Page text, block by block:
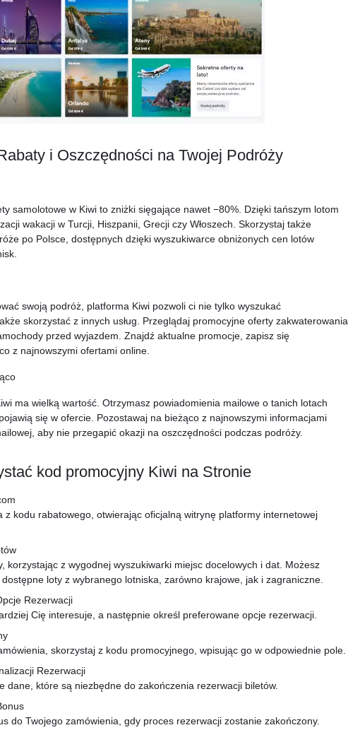
i Oszczędności na Twojej Podróży
samolotowe w Kiwi to zniżki sięgające nawet −80%. Dzięki tańszym lotom
wakacji w Turcji, Hiszpanii, Grecji czy Włoszech. Skorzystaj także
po Polsce, dostępnych dzięki wyszukiwarce obniżonych cen lotów
swoją podróż, platforma Kiwi pozwoli ci nie tylko wyszukać
skorzystać z innych usług. Przeglądaj promocyjne oferty zakwaterowania
przed wyjazdem. Znajdź aktualne promocje, zapisz się
z najnowszymi ofertami online.
ma wielką wartość. Otrzymasz powiadomienia mailowe o tanich lotach
się w ofercie. Pozostawaj na bieżąco z najnowszymi informacjami
aby nie przegapić okazji na oszczędności podczas podróży.
kod promocyjny Kiwi na Stronie
z kodu rabatowego, otwierając oficjalną witrynę platformy internetowej
korzystając z wygodnej wyszukiwarki miejsc docelowych i dat. Możesz
loty z wybranego lotniska, zarówno krajowe, jak i zagraniczne.
Rezerwacji
Cię interesuje, a następnie określ preferowane opcje rezerwacji.
skorzystaj z kodu promocyjnego, wpisując go w odpowiednie pole.
Rezerwacji
dane, które są niezbędne do zakończenia rezerwacji biletów.
do Twojego zamówienia, gdy proces rezerwacji zostanie zakończony.